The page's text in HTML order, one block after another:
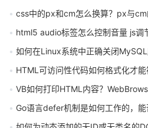
css中的px和cm怎么换算？px与
html5 audio标签怎么控制音量 js调节
如何在Linux系统中正确关闭
HTML可访问性代码如何格式化才
VB如何打印HTML内容？
Go语言defer机制是如何工作的，能否